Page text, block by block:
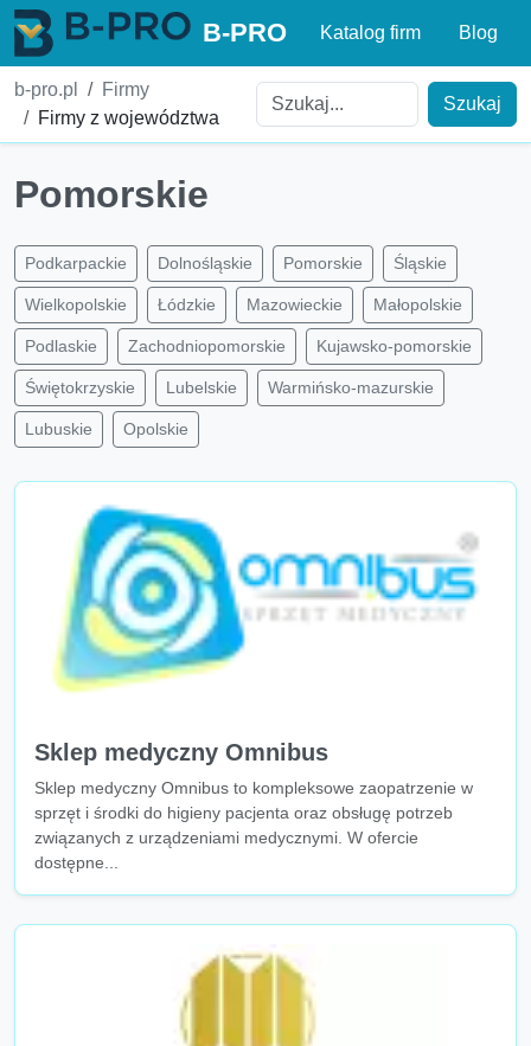
B-PRO Katalog firm Blog
b-pro.pl
Firmy
Firmy z województwa
Szukaj
Pomorskie
Podkarpackie Dolnośląskie Pomorskie Śląskie
Wielkopolskie Łódzkie Mazowieckie Małopolskie
Podlaskie Zachodniopomorskie Kujawsko-pomorskie
Świętokrzyskie Lubelskie Warmińsko-mazurskie
Lubuskie Opolskie
Sklep medyczny Omnibus
Sklep medyczny Omnibus to kompleksowe zaopatrzenie w
sprzęt i środki do higieny pacjenta oraz obsługę potrzeb
związanych z urządzeniami medycznymi. W ofercie
dostępne...